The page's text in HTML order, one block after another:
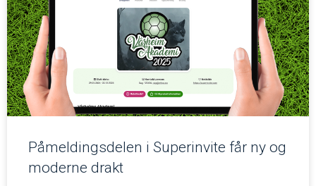
Påmeldingsdelen i Superinvite får ny og
moderne drakt